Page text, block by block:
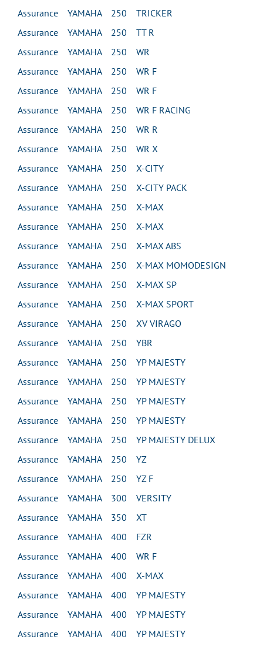
Assurance YAMAHA 250 TRICKER
Assurance YAMAHA 250 TT R
Assurance YAMAHA 250 WR
Assurance YAMAHA 250 WR F
Assurance YAMAHA 250 WR F
Assurance YAMAHA 250 WR F RACING
Assurance YAMAHA 250 WR R
Assurance YAMAHA 250 WR X
Assurance YAMAHA 250 X-CITY
Assurance YAMAHA 250 X-CITY PACK
Assurance YAMAHA 250 X-MAX
Assurance YAMAHA 250 X-MAX
Assurance YAMAHA 250 X-MAX ABS
Assurance YAMAHA 250 X-MAX MOMODESIGN
Assurance YAMAHA 250 X-MAX SP
Assurance YAMAHA 250 X-MAX SPORT
Assurance YAMAHA 250 XV VIRAGO
Assurance YAMAHA 250 YBR
Assurance YAMAHA 250 YP MAJESTY
Assurance YAMAHA 250 YP MAJESTY
Assurance YAMAHA 250 YP MAJESTY
Assurance YAMAHA 250 YP MAJESTY
Assurance YAMAHA 250 YP MAJESTY DELUX
Assurance YAMAHA 250 YZ
Assurance YAMAHA 250 YZ F
Assurance YAMAHA 300 VERSITY
Assurance YAMAHA 350 XT
Assurance YAMAHA 400 FZR
Assurance YAMAHA 400 WR F
Assurance YAMAHA 400 X-MAX
Assurance YAMAHA 400 YP MAJESTY
Assurance YAMAHA 400 YP MAJESTY
Assurance YAMAHA 400 YP MAJESTY